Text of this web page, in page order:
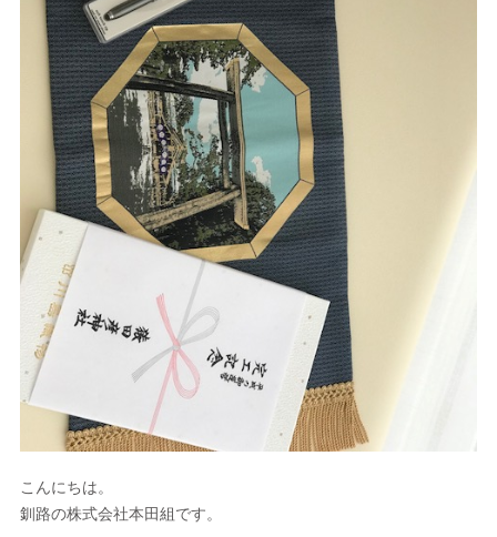
こんにちは。
釧路の株式会社本田組です。